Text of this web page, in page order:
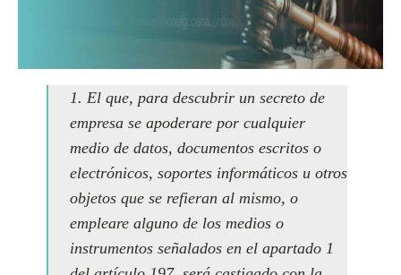
1. El que, para descubrir un secreto de
empresa se apoderare por cualquier
medio de datos, documentos escritos o
electrónicos, soportes informáticos u otros
objetos que se refieran al mismo, o
empleare alguno de los medios o
instrumentos señalados en el apartado 1